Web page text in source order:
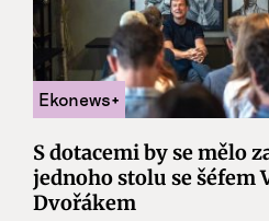
S dotacemi by se mělo
jednoho stolu se šéfem
Dvořákem